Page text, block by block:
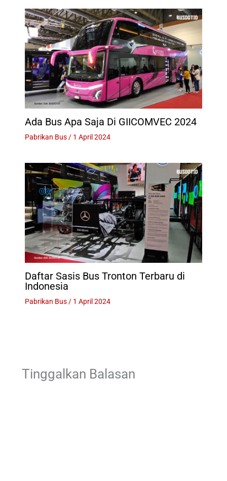
Ada Bus Apa Saja Di GIICOMVEC 2024
Pabrikan Bus/ 1 April 2024
Daftar Sasis Bus Tronton Terbaru di
Indonesia
Pabrikan Bus/ 1 April 2024
Tinggalkan Balasan